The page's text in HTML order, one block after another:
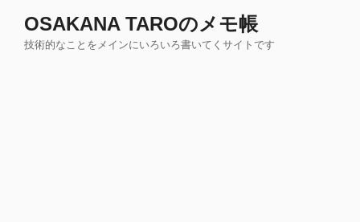
OSAKANA TAROのメモ帳
技術的なことをメインにいろいろ書いてくサイトです